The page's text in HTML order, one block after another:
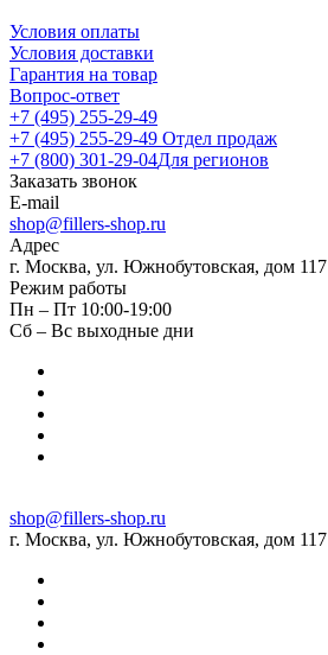
Условия оплаты
Условия доставки
Гарантия на товар
Вопрос-ответ
+7 (495) 255-29-49
+7 (495) 255-29-49 Отдел продаж
+7 (800) 301-29-04Для регионов
Заказать звонок
E-mail
shop@fillers-shop.ru
Адрес
г. Москва, ул. Южнобутовская, дом 117
Режим работы
Пн – Пт 10:00-19:00
Сб – Вс выходные дни
shop@fillers-shop.ru
г. Москва, ул. Южнобутовская, дом 117